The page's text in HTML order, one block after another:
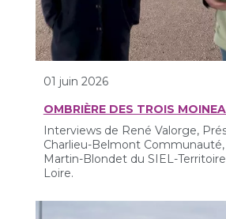
01 juin 2026
OMBRIÈRE DES TROIS
Interviews de René Valorge,
Charlieu-Belmont
Martin-Blondet du SIEL-
Loire.